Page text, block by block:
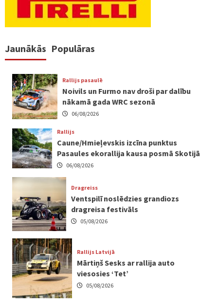
Jaunākās Populāras
Rallijs pasaulē
Noivils un Furmo nav droši par dalību
nākamā gada WRC sezonā
06/08/2026
Rallijs
Caune/Hmieļevskis izcīna punktus
Pasaules ekorallija kausa posmā Skotijā
06/08/2026
Dragreiss
Ventspilī noslēdzies grandiozs
dragreisa festivāls
05/08/2026
Rallijs Latvijā
Mārtiņš Sesks ar rallija auto
viesosies ‘Tet’
05/08/2026